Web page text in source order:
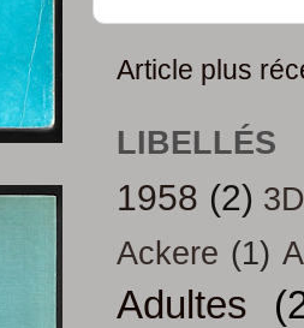
Article plus
LIBELLÉS
1958 (2)
Ackere (1)
Adultes